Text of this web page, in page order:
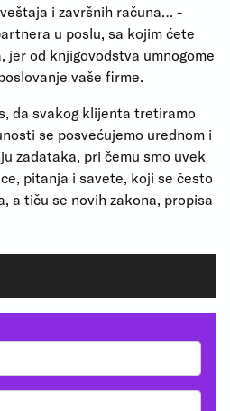
i završnih računa… -
u poslu, sa kojim ćete
jer od knjigovodstva umnogome
vaše firme.
da svakog klijenta tretiramo
se posvećujemo urednom i
zadataka, pri čemu smo uvek
pitanja i savete, koji se često
a tiču se novih zakona, propisa